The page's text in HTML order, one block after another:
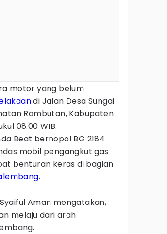
motor yang belum
di Jalan Desa Sungai
Rambutan, Kabupaten
08.00 WIB.
Beat bernopol BG 2184
mobil pengangkut gas
benturan keras di bagian
.
Aman mengatakan,
melaju dari arah